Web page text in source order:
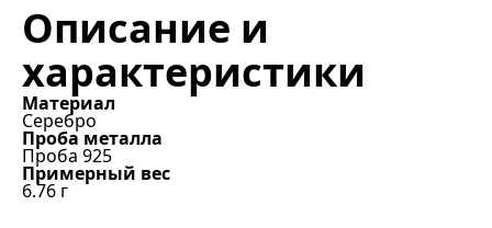
Описание и
характеристики
Материал
Серебро
Проба металла
Проба 925
Примерный вес
6.76 г